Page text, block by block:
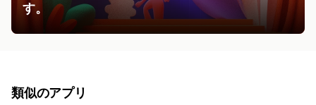
す。
類似のアプリ